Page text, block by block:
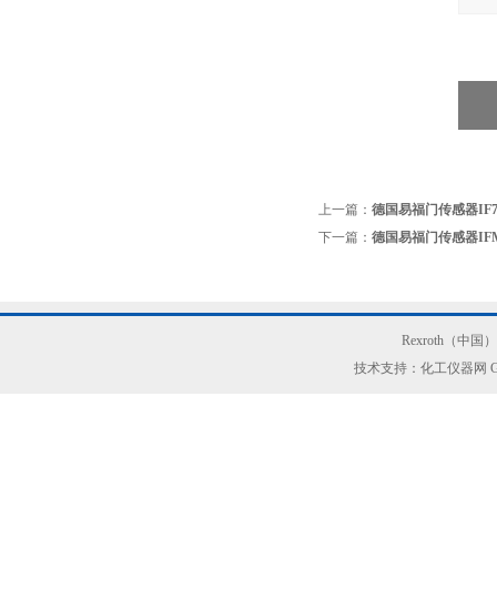
上一篇： 德国易福门传感器
下一篇： 德国易福门传感器
Rexroth（中国
技术支持：化工仪器网